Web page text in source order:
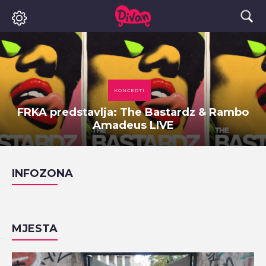
KONCERTI
FRKA predstavlja: The Bastardz & Rambo
Amadeus LIVE
INFOZONA
MJESTA